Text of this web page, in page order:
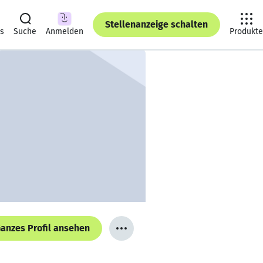
Suche Anmelden
Stellenanzeige schalten
Produkte
Profil ansehen